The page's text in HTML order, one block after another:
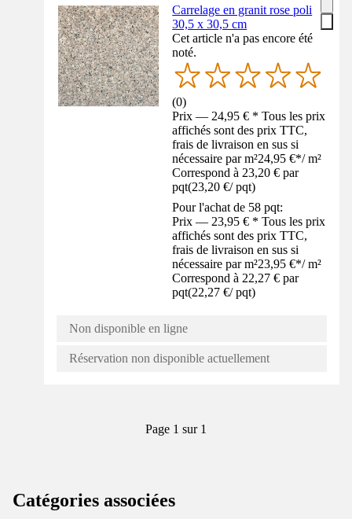
Carrelage en granit rose poli
30,5 x 30,5 cm
Cet article n'a pas encore été
noté.
(0)
Prix — 24,95 € * Tous les prix
affichés sont des prix TTC,
frais de livraison en sus si
nécessaire par m²24,95 €*/ m²
Correspond à 23,20 € par
pqt(23,20 €/ pqt)
Pour l'achat de 58 pqt:
Prix — 23,95 € * Tous les prix
affichés sont des prix TTC,
frais de livraison en sus si
nécessaire par m²23,95 €*/ m²
Correspond à 22,27 € par
pqt(22,27 €/ pqt)
Non disponible en ligne
Réservation non disponible actuellement
Page 1 sur 1
Catégories associées